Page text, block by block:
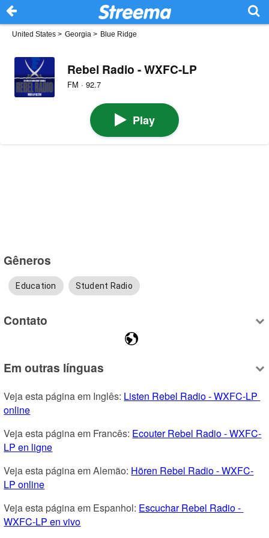
United States > Georgia > Blue Ridge
Rebel Radio - WXFC-LP
FM · 92.7
Play
Gêneros
Education Student Radio
Contato
Em outras línguas
Veja esta página em Inglês: Listen Rebel Radio - WXFC-LP
online
Veja esta página em Francês: Ecouter Rebel Radio - WXFC-
LP en ligne
Veja esta página em Alemão: Hören Rebel Radio - WXFC-
LP online
Veja esta página em Espanhol: Escuchar Rebel Radio -
WXFC-LP en vivo